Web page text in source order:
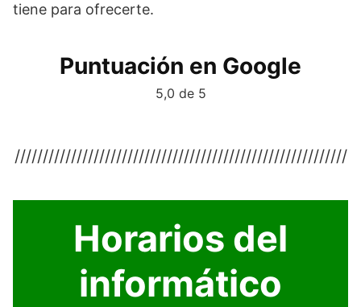
tiene para ofrecerte.
Puntuación en Google
5,0 de 5
///////////////////////////////////////////////////////////
Horarios del
informático